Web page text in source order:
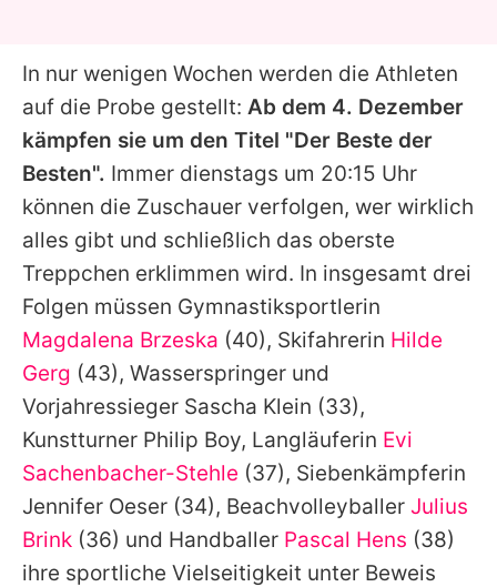
In nur wenigen Wochen werden die Athleten
auf die Probe gestellt: Ab dem 4. Dezember
kämpfen sie um den Titel "Der Beste der
Besten". Immer dienstags um 20:15 Uhr
können die Zuschauer verfolgen, wer wirklich
alles gibt und schließlich das oberste
Treppchen erklimmen wird. In insgesamt drei
Folgen müssen Gymnastiksportlerin
Magdalena Brzeska (40), Skifahrerin Hilde
Gerg (43), Wasserspringer und
Vorjahressieger Sascha Klein (33),
Kunstturner Philip Boy, Langläuferin Evi
Sachenbacher-Stehle (37), Siebenkämpferin
Jennifer Oeser (34), Beachvolleyballer Julius
Brink (36) und Handballer Pascal Hens (38)
ihre sportliche Vielseitigkeit unter Beweis